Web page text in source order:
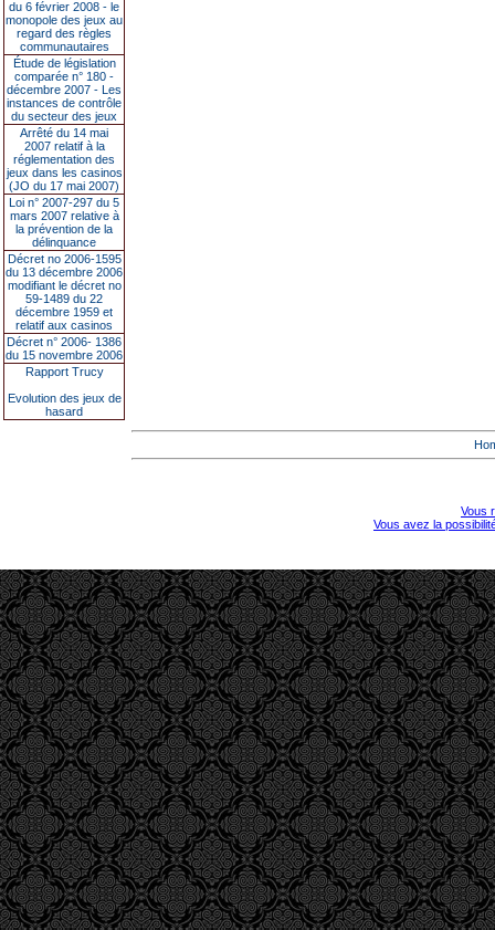
du 6 février 2008 - le
monopole des jeux au
regard des règles
communautaires
Étude de législation
comparée n° 180 -
décembre 2007 - Les
instances de contrôle
du secteur des jeux
Arrêté du 14 mai
2007 relatif à la
réglementation des
jeux dans les casinos
(JO du 17 mai 2007)
Loi n° 2007-297 du 5
mars 2007 relative à
la prévention de la
délinquance
Décret no 2006-1595
du 13 décembre 2006
modifiant le décret no
59-1489 du 22
décembre 1959 et
relatif aux casinos
Décret n° 2006- 1386
du 15 novembre 2006
Rapport Trucy
Evolution des jeux de
hasard
Vous
Vous avez la